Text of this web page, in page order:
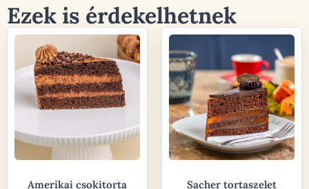
Ezek is érdekelhetnek
Amerikai csokitorta
Sacher tortaszelet